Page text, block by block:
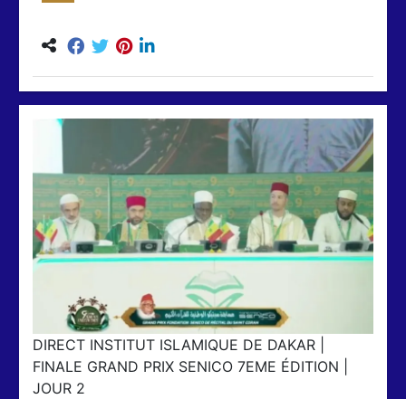
DIRECT INSTITUT ISLAMIQUE DE DAKAR |
FINALE GRAND PRIX SENICO 7EME ÉDITION |
JOUR 2